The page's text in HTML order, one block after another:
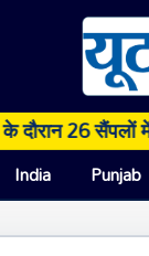
सैंपलों में निकली
India Punjab